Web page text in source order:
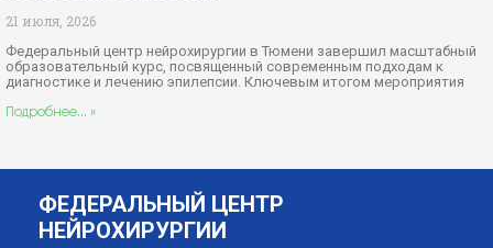
21 июля, 2026
Федеральный центр нейрохирургии в Тюмени завершил масштабный
образовательный курс, посвященный современным подходам к
диагностике и лечению эпилепсии. Ключевым итогом мероприятия
Подробнее... »
ФЕДЕРАЛЬНЫЙ ЦЕНТР
НЕЙРОХИРУРГИИ